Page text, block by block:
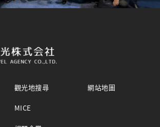
觀光地搜尋
MICE
網站地圖